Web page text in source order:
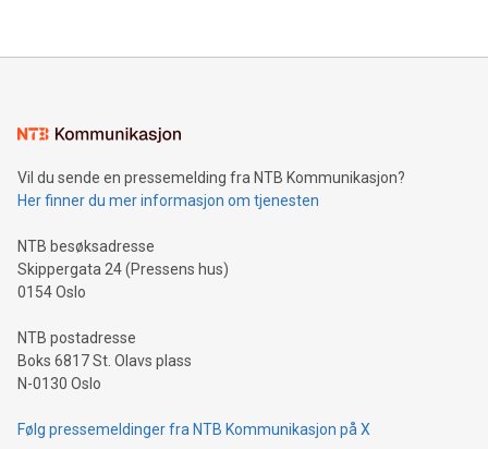
Vil du sende en pressemelding fra NTB Kommunikasjon?
Her finner du mer informasjon om tjenesten
NTB besøksadresse
Skippergata 24 (Pressens hus)
0154 Oslo
NTB postadresse
Boks 6817 St. Olavs plass
N-0130 Oslo
Følg pressemeldinger fra NTB Kommunikasjon på X